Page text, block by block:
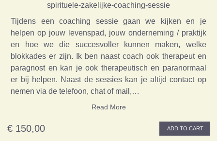
spirituele-zakelijke-coaching-sessie
Tijdens een coaching sessie gaan we kijken en je
helpen op jouw levenspad, jouw onderneming / praktijk
en hoe we die succesvoller kunnen maken, welke
blokkades er zijn. Ik ben naast coach ook therapeut en
paragnost en kan je ook therapeutisch en paranormaal
er bij helpen. Naast de sessies kan je altijd contact op
nemen via de telefoon, chat of mail,…
Read More
€ 150,00 ADD TO CART